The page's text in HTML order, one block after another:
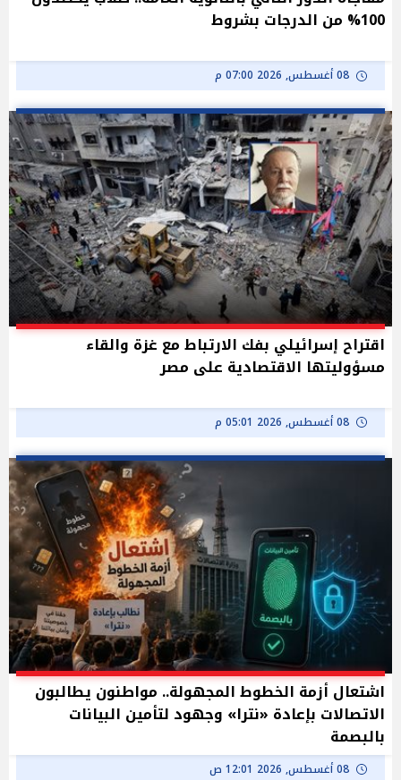
100% من الدرجات بشروط
08 أغسطس, 2026 07:00 م
اقتراح إسرائيلي بفك الارتباط مع غزة والقاء
مسؤوليتها الاقتصادية على مصر
08 أغسطس, 2026 05:01 م
اشتعال أزمة الخطوط المجهولة.. مواطنون يطالبون
الاتصالات بإعادة «نترا» وجهود لتأمين البيانات
بالبصمة
08 أغسطس, 2026 12:01 ص